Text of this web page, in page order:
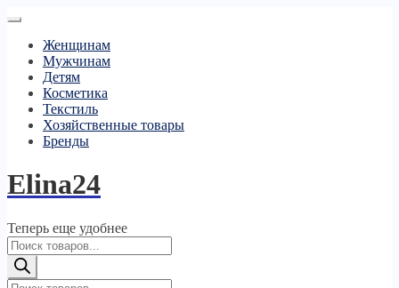
Женщинам
Мужчинам
Детям
Косметика
Текстиль
Хозяйственные товары
Бренды
Elina24
Теперь еще удобнее
Поиск
товаров